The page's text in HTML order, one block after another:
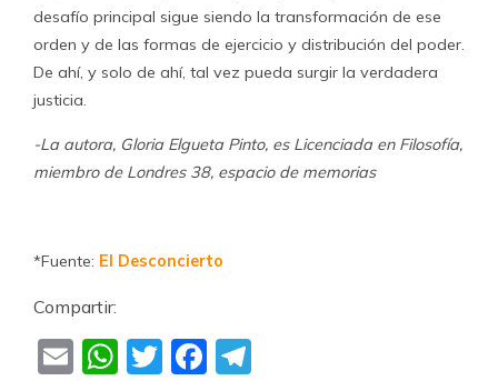
desafío principal sigue siendo la transformación de ese
orden y de las formas de ejercicio y distribución del poder.
De ahí, y solo de ahí, tal vez pueda surgir la verdadera
justicia.
-La autora, Gloria Elgueta Pinto, es Licenciada en Filosofía,
miembro de Londres 38, espacio de memorias
*Fuente: El Desconcierto
Compartir:
EmailWhatsApp
TwitterFacebook